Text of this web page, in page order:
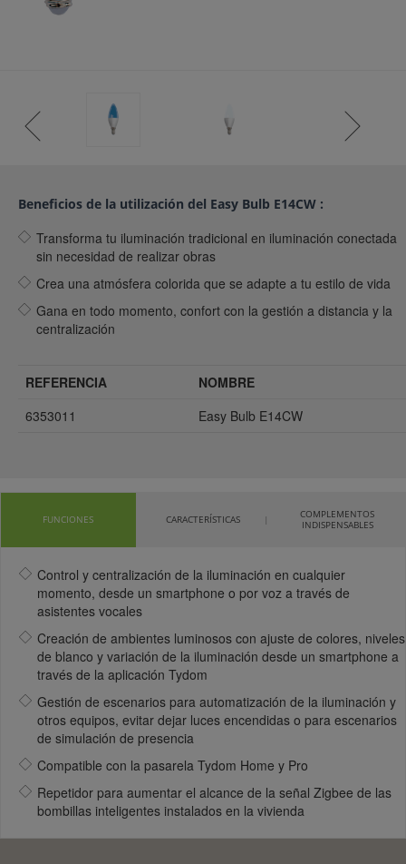
Beneficios de la utilización del Easy Bulb E14CW :
Transforma tu iluminación tradicional en iluminación conectada
sin necesidad de realizar obras
Crea una atmósfera colorida que se adapte a tu estilo de vida
Gana en todo momento, confort con la gestión a distancia y la
centralización
REFERENCIA
NOMBRE
6353011
Easy Bulb E14CW
FUNCIONES CARACTERÍSTICAS
COMPLEMENTOS
INDISPENSABLES
Control y centralización de la iluminación en cualquier
momento, desde un smartphone o por voz a través de
asistentes vocales
Creación de ambientes luminosos con ajuste de colores, niveles
de blanco y variación de la iluminación desde un smartphone a
través de la aplicación Tydom
Gestión de escenarios para automatización de la iluminación y
otros equipos, evitar dejar luces encendidas o para escenarios
de simulación de presencia
Compatible con la pasarela Tydom Home y Pro
Repetidor para aumentar el alcance de la señal Zigbee de las
bombillas inteligentes instalados en la vivienda